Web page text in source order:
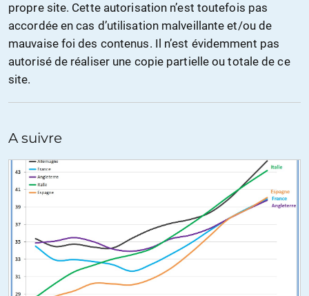
propre site. Cette autorisation n’est toutefois pas
accordée en cas d’utilisation malveillante et/ou de
mauvaise foi des contenus. Il n’est évidemment pas
autorisé de réaliser une copie partielle ou totale de ce
site.
A suivre